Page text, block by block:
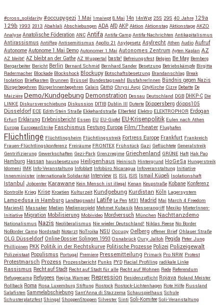
#cross_solidarity #occupygezi 1.Mai 1maiwpt 8.Mai 14n 14nWpt 25S 29S 40 Jahre 129a
129b 1993 2013 Abahlali Abschiebungen ADA AfD AKP Aktion Aktionstag Aktionstage AKZO
Analyse Anatolische Föderation ANC Antifa Antifa-Camp Antifa-Nachrichten Antikapitalismus
Antirassismus AntiRep Antisemitismus Apollo 21 Asylgesetz Asylrecht Athen Audio Aufruf
Autonome Autonome 1.Mai Demo Autonomer 1.Mai Autonomes Zentrum Ayten Kaplan AZ
AZ bleibt! AZ bleibt an der Gathe AZ Wuppertal basta! Befreiungsfest Belgien Be May Bemberg
Bergarbeiter Bericht Berlin Bernard Schmid Bernhard Sander Besetzung Betriebskämpfe Birgitta
Radermacher Blockade Blockshock Blockupy Botschaftsbesetzung Brandanschlag Break
Isolation Briefkasten Brunnen Brüssel Bundestagswahl BusfahrerInnen Bündnis gegen Nazis
Bürgerbegehren BürgerInnenbegehren Calais Camp Chrysi Avgi CityKirche Cizre Debatte De
Maiziére Demo/Kundgebung Demonstration Dessau Deutschland DGB DHKP-C Die
LINKE Diskursverschiebung Diskussion DITIB Dublin III Duterte Döppersberg döpps105
Düsseldorf ECE Edith-Stein Straße Ekkehardstraße Elberfeld Elektro ELEKTROPHOR Erdogan
Erfurt Erklärung Erlebnisbericht Essen EU EU-Gipfel EU-Krisenpolitik Eulen nach Athen
Europa EuropeanStrike Faschismus Festung Europa Film/Theater Flughafen
Flüchtlinge Flüchtlingsheim Flüchtlingsstreik Fortress Europe Frankfurt Frankreich
Frauen-Flüchtlingskonferenz Freiräume FRONTEX Frühstück Gazi Geflüchtete Generalstreik
Gentrifizierung Gewerkschaften Gezi-Park Grenzregime Griechenland GRÜNE Haft Hak Pao
Hamburg Hassan hausbesetzung Heiligenhaus Heinisch Hintergrund HoGeSa Hungerstreik
Idomeni IMK Info-Veranstaltung Infoblatt Infobüro Nicaragua Infoveranstaltung Initiative
Innenminister internationale Solidarität Interview IS ISIL ISIS Ismail Küpeli Isolationshaft
Istanbul Jobcenter Karawane Kein Mensch ist illegal Kenan Keupstraße Kobane Konferenz
Kontrolle Krieg Krise Kroatien Kulturzeit Kundgebung Kurdistan Köln Lagersystem
Lampedusa in Hamburg Landtagswahl Latife Le Pen M31 Madrid Mai March 4 Freedom
Marien41 Massaker Medien Medienprojekt Mehmet Kubasik Messerangriff Mexiko MieterInnen-
Initiative Migration Mobilisierung Mobivideo Mordversuch München Nachttanzdemo
Nationalismus Nazis Neoliberalismus Nie wieder Deutschland! Niklas Reese No Border
NoBorder Camp Nordstadt Notarzt NoTroika NSU Occupy Oelberg offener Brief Ohlauer Straße
OLG Düsseldorf Online-Dossier Solingen 1993 Osnabrück Oury Jalloh Pegida Peter Jung
Phillipinen PKK Politik in der Rechtskurve Politische Prozesse Polizei Polizeigewalt
Polizeistaat Populismus Portugal Premiere Pressemitteilung Primark Pro NRW Protest
Protestmarsch Prozess Prozessbericht Punks PYD Racial Profiling radikale Linke
Rassismus Recht auf Stadt Recht auf Stadt für alle Recht auf Wohnen Rede Referendum
Refugeecamp Refugees Regina Wamper Repression Residenzpflicht Rojava Roland Meister
Rollback Roma Rosa Luxemburg Stiftung Rostock Rostock-Lichtenhagen Rote Hilfe Russland
Salafisten Sammelabschiebung Sant'Anna di Stazzema Schauspielhaus Schule
Schusterplatzfest Shingal ShoppenStoppen Silvester Sinti Soli-Komitee Soli-Veranstaltung